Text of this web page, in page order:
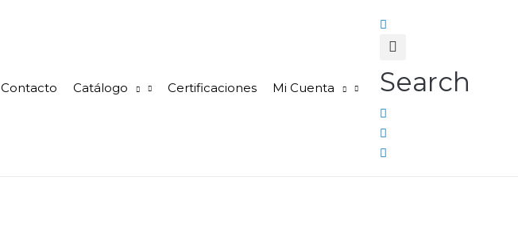
Contacto Catálogo Certificaciones Mi Cuenta Search